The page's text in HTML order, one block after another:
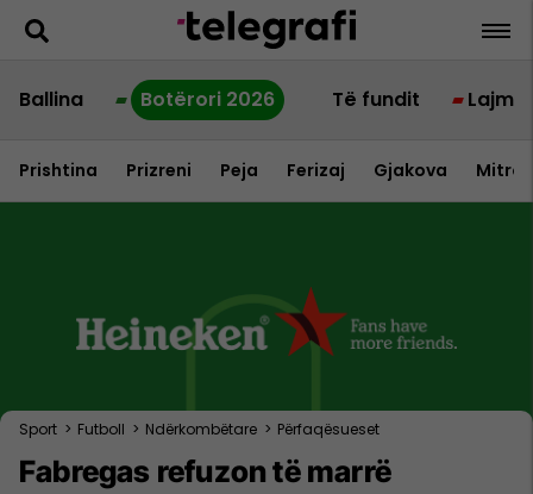
Ballina Botërori 2026 Të fundit Lajme
Prishtina Prizreni Peja Ferizaj Gjakova
Sport > Futboll > Ndërkombëtare > Përfaqësueset
Fabregas refuzon të marrë